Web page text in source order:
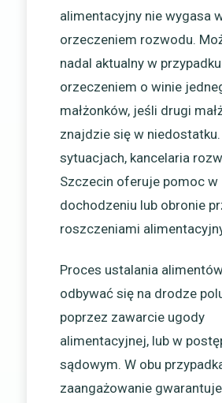
alimentacyjny nie wygasa
orzeczeniem rozwodu.
nadal aktualny w
orzeczeniem o winie
małżonków, jeśli drugi
znajdzie się w
sytuacjach, kancelaria
Szczecin oferuje pomoc w
dochodzeniu lub obronie
roszczeniami
Proces ustalania
odbywać się na drodze
poprzez zawarcie ugody
alimentacyjnej, lub w
sądowym. W obu
zaangażowanie gwarantuje